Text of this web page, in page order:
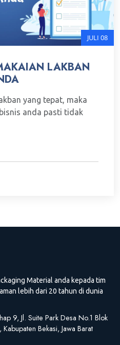
JULI 08
LAKBAN
yang tepat, maka
anda pasti tidak
Material anda kepada tim
lebih dari 20 tahun di dunia
9, Jl. Suite Park Desa No.1 Blok
Bekasi, Jawa Barat